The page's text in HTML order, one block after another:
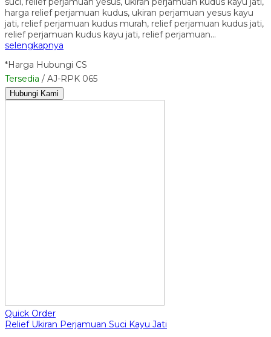
harga relief perjamuan kudus, ukiran perjamuan yesus kayu
jati, relief perjamuan kudus murah, relief perjamuan kudus jati,
relief perjamuan kudus kayu jati, relief perjamuan…
selengkapnya
*Harga Hubungi CS
Tersedia / AJ-RPK 065
Hubungi Kami
Quick Order
Relief Ukiran Perjamuan Suci Kayu Jati